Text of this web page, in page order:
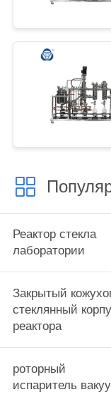
Реактор стекла
лаборатории
Закрытый
стеклянный
реактора
роторный
испаритель